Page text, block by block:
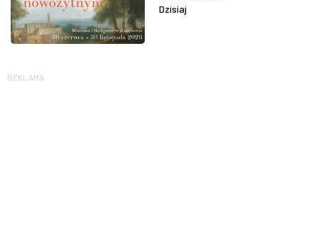
Dzisiaj
REKLAMA